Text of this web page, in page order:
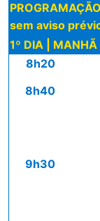
sem aviso
1º DIA | MANHÃ
8h20
8h40
9h30